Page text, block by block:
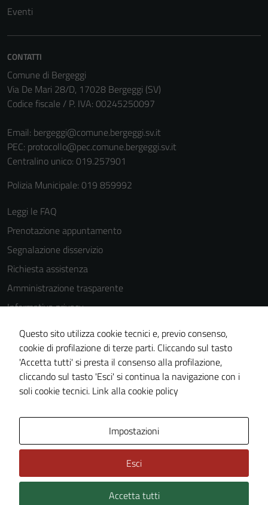
Eventi
CONTATTI
Comune di Bergeggi
Via De Mari 28/D, 17028 Bergeggi (SV)
Codice fiscale / P. IVA: 00245250097
Email: bergeggi@comune.bergeggi.sv.it
PEC: protocollo@pec.comune.bergeggi.sv.it
Centralino unico: 019.257901
Polizia Municipale: 019 859992
Leggi le FAQ
Prenotazione appuntamento
Segnalazione disservizio
Richiesta assistenza
Amministrazione trasparente
Informativa privacy
Cookie Policy
Note legali
Dichiarazione di accessibilità
Piano di miglioramento del sito
Technical Design s.r.l.
Questo sito utilizza cookie tecnici e, previo consenso,
cookie di profilazione di terze parti. Cliccando sul tasto
'Accetta tutti' si presta il consenso alla profilazione,
cliccando sul tasto 'Esci' si continua la navigazione con i
soli cookie tecnici. Link alla cookie policy
Impostazioni
Esci
Accetta tutti
per il
essere
disabilitati.
non raccolgono
informazioni